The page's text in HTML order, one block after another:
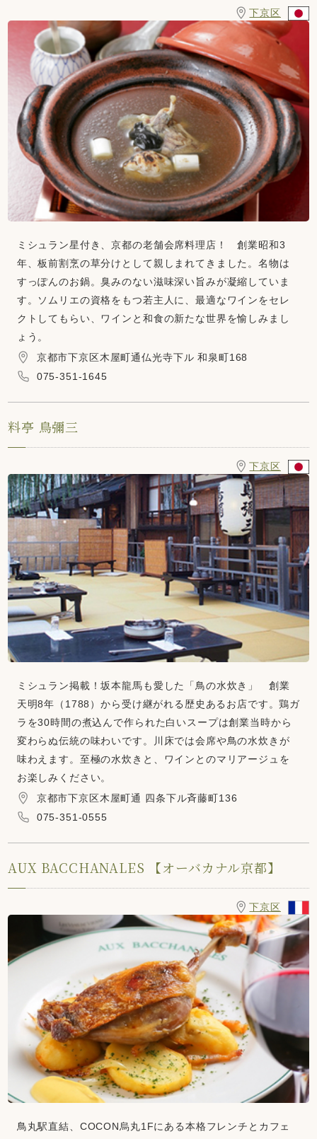
下京区
ミシュラン星付き、京都の老舗会席料理店！ 創業昭和3
年、板前割烹の草分けとして親しまれてきました。名物は
すっぽんのお鍋。臭みのない滋味深い旨みが凝縮していま
す。ソムリエの資格をもつ若主人に、最適なワインをセレ
クトしてもらい、ワインと和食の新たな世界を愉しみまし
ょう。
京都市下京区木屋町通仏光寺下ル 和泉町168
075-351-1645
料亭 鳥彌三
下京区
ミシュラン掲載！坂本龍馬も愛した「鳥の水炊き」 創業
天明8年（1788）から受け継がれる歴史あるお店です。鶏ガ
ラを30時間の煮込んで作られた白いスープは創業当時から
変わらぬ伝統の味わいです。川床では会席や鳥の水炊きが
味わえます。至極の水炊きと、ワインとのマリアージュを
お楽しみください。
京都市下京区木屋町通 四条下ル斉藤町136
075-351-0555
AUX BACCHANALES 【オーバカナル京都】
下京区
鳥丸駅直結、COCON烏丸1Fにある本格フレンチとカフェ